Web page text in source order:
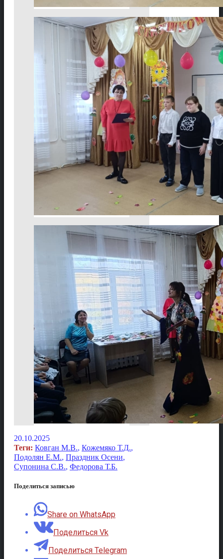
20.10.2025
Теги: Ковган М.В., Кожемяко Т.Д.,
Подолян Е.М., Праздник Осени,
Супонина С.В., Федорова Т.Б.
Поделиться записью
Share on WhatsApp
Поделиться Vk
Поделиться Telegram